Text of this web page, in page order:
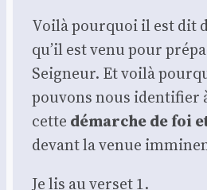
Voi­là pour­quoi il est dit
qu’il est venu pour
Sei­gneur. Et voi­là
pou­vons nous iden­ti­fier
cette démarche de foi
devant la venue
Je lis au ver­set 1.